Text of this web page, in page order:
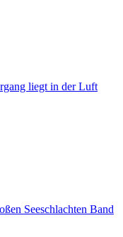
liegt in der Luft
Seeschlachten Band